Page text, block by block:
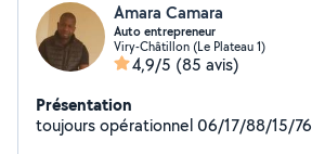
Amara Camara
Auto entrepreneur
Viry-Châtillon (Le Plateau 1)
4,9/5 (85 avis)
Présentation
toujours opérationnel 06/17/88/15/76